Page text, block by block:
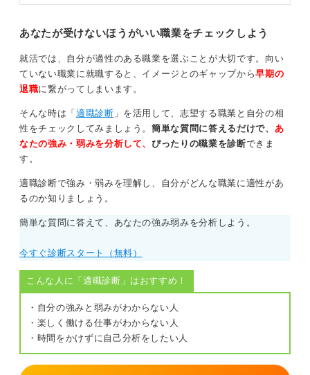
あなたが受けないほうがいい職業をチェックしよう
就活では、自分が適性のある職業を選ぶことが大切です。向い
ていない職業に就職すると、イメージとのギャップから早期の
退職に繋がってしまいます。
そんな時は「 適職診断 」を活用して、志望する職業と自分の相
性をチェックしてみましょう。簡単な質問に答えるだけで、 あ
なたの強み・弱みを分析して、ぴったりの職業を診断できま
す。
適職診断で強み・弱みを理解し、自分がどんな職業に適性があ
るのか知りましょう。
簡単な質問に答えて、あなたの強み弱みを分析しよう。
今すぐ診断スタート（無料）
こんな人に「適職診断」はおすすめ！
・自分の強みと弱みがわからない人
・楽しく働ける仕事がわからない人
・時間をかけずに自己分析をしたい人